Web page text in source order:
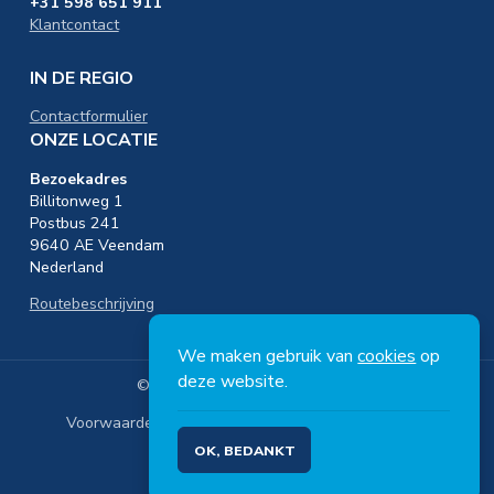
We maken gebruik vancookies op
deze website.
OK, BEDANKT
Klantcontact
IN DE REGIO
Contactformulier
ONZE LOCATIE
Bezoekadres
Billitonweg 1
Postbus 241
9640 AE Veendam
Nederland
Routebeschrijving
© Copyright 2026 Nedmag B.V.
Voorwaarden Ons privacybeleid
NL